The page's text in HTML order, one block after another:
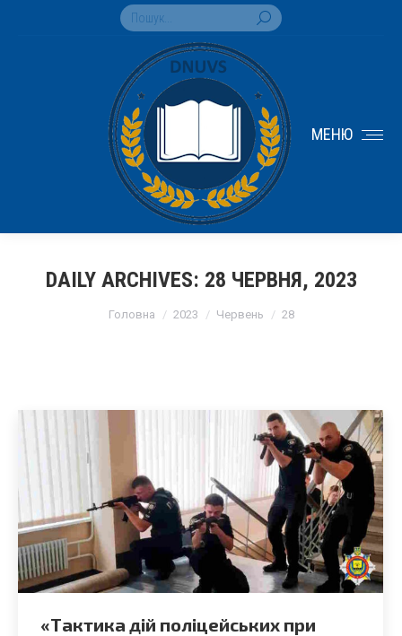
Search:
МЕНЮ
DAILY ARCHIVES: 28 ЧЕРВНЯ, 2023
Головна 2023 Червень 28
«Тактика дій поліцейських при